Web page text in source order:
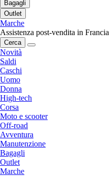
Bagagli
Outlet
Marche
Assistenza post-vendita in Francia
Cerca
Novità
Saldi
Caschi
Uomo
Donna
High-tech
Corsa
Moto e scooter
Off-road
Avventura
Manutenzione
Bagagli
Outlet
Marche